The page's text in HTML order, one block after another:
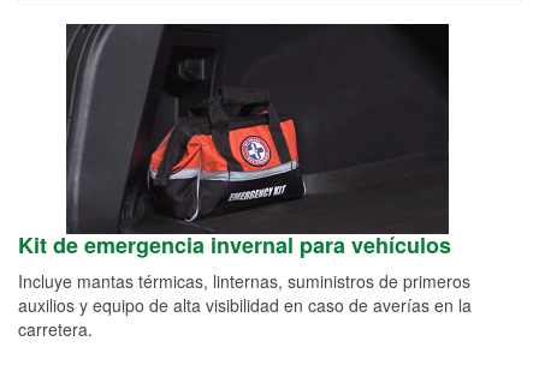
Kit de emergencia invernal para vehículos
Incluye mantas térmicas, linternas, suministros de primeros
auxilios y equipo de alta visibilidad en caso de averías en la
carretera.